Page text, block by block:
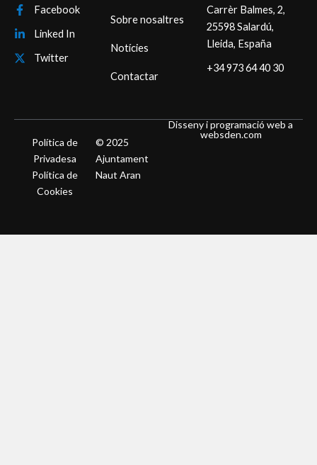
Facebook
Linked In
Twitter
Sobre nosaltres
Notícies
Contactar
Carrèr Balmes, 2,
25598 Salardú,
Lleida, España
+34 973 64 40 30
© 2025
Ajuntament
Naut Aran
Política de
Privadesa
Política de
Cookies
Disseny i programació web a
websden.com